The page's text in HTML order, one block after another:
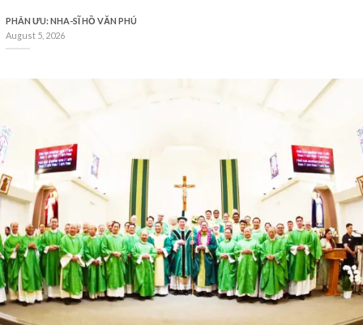
PHÂN ƯU: NHA-SĨ HỒ VĂN PHÚ
August 5, 2026